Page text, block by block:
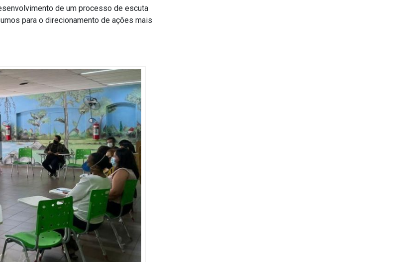
de um processo de escuta
para o direcionamento de ações mais